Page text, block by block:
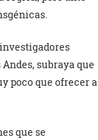
subraya que
poco que ofrecer a
que se